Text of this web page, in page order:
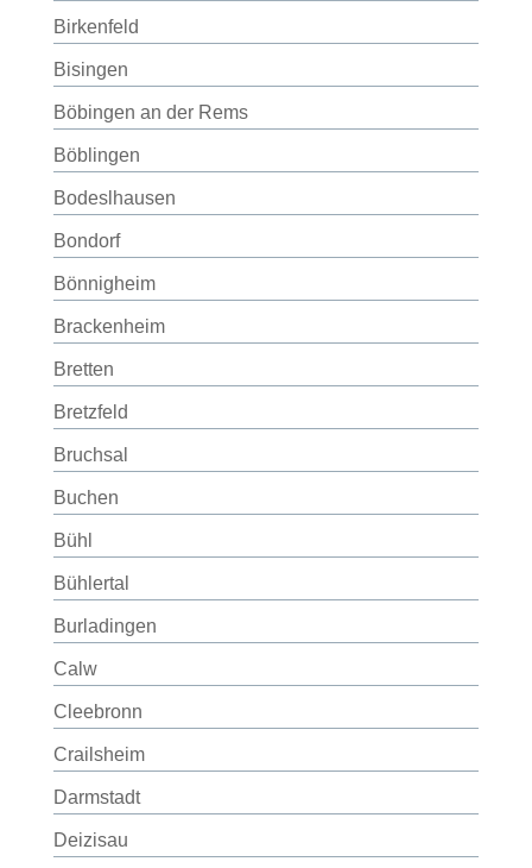
Birkenfeld
Bisingen
Böbingen an der Rems
Böblingen
Bodeslhausen
Bondorf
Bönnigheim
Brackenheim
Bretten
Bretzfeld
Bruchsal
Buchen
Bühl
Bühlertal
Burladingen
Calw
Cleebronn
Crailsheim
Darmstadt
Deizisau